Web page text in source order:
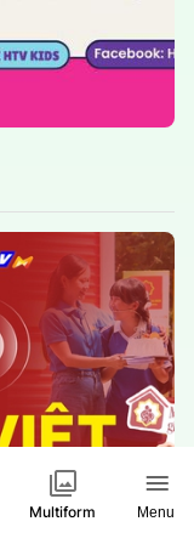
Multiform Menu